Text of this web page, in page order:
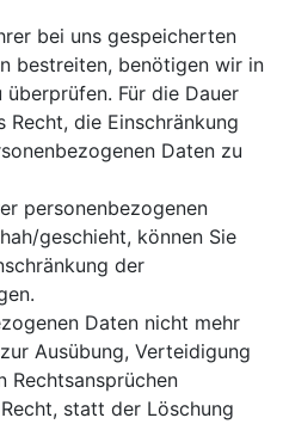
bei uns gespeicherten
bestreiten, benötigen wir in
Für die Dauer
Recht, die Einschränkung
Daten zu
personenbezogenen
geschieht, können Sie
der
Daten nicht mehr
Ausübung, Verteidigung
Rechtsansprüchen
statt der Löschung